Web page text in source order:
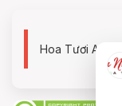
Hoa Tươi An